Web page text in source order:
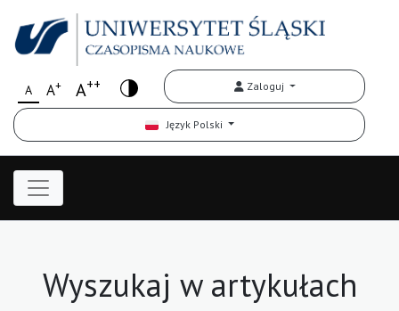
A A+ A++ Zaloguj
Język Polski
Wyszukaj w artykułach